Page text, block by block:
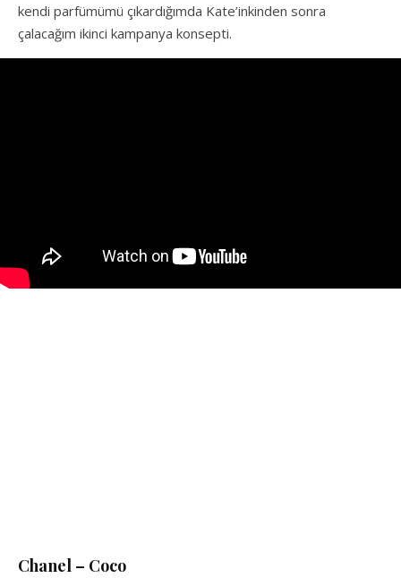
kendi parfümümü çıkardığımda Kate’inkinden sonra
çalacağım ikinci kampanya konsepti.
Chanel – Coco